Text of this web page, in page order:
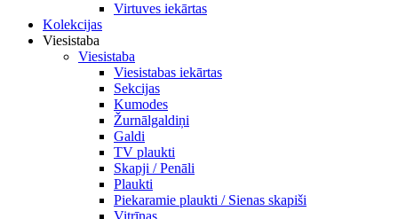
Virtuves iekārtas
Kolekcijas
Viesistaba
Viesistaba
Viesistabas iekārtas
Sekcijas
Kumodes
Žurnālgaldiņi
Galdi
TV plaukti
Skapji / Penāli
Plaukti
Piekaramie plaukti / Sienas skapiši
Vitrīnas